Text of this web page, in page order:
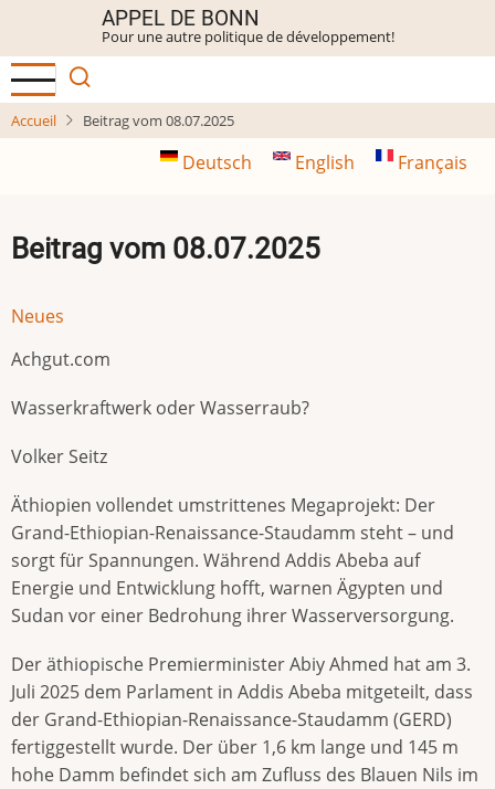
contenu
principal
APPEL DE BONN
Pour une autre politique de développement!
Accueil Beitrag vom 08.07.2025
Deutsch English Français
Beitrag vom 08.07.2025
Neues
Achgut.com
Wasserkraftwerk oder Wasserraub?
Volker Seitz
Äthiopien vollendet umstrittenes Megaprojekt: Der
Grand-Ethiopian-Renaissance-Staudamm steht – und
sorgt für Spannungen. Während Addis Abeba auf
Energie und Entwicklung hofft, warnen Ägypten und
Sudan vor einer Bedrohung ihrer Wasserversorgung.
Der äthiopische Premierminister Abiy Ahmed hat am 3.
Juli 2025 dem Parlament in Addis Abeba mitgeteilt, dass
der Grand-Ethiopian-Renaissance-Staudamm (GERD)
fertiggestellt wurde. Der über 1,6 km lange und 145 m
hohe Damm befindet sich am Zufluss des Blauen Nils im